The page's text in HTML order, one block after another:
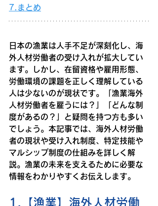
7.まとめ
日本の漁業は人手不足が深刻化し、海
外人材労働者の受け入れが拡大してい
ます。しかし、在留資格や雇用形態、
労働環境の課題を正しく理解している
人は少ないのが現状です。「漁業海外
人材労働者を雇うには？」「どんな制
度があるの？」と疑問を持つ方も多い
でしょう。本記事では、海外人材労働
者の現状や受け入れ制度、特定技能や
マルシップ制度の仕組みを詳しく解
説。漁業の未来を支えるために必要な
情報をわかりやすくお伝えします。
1.【漁業】海外人材労働